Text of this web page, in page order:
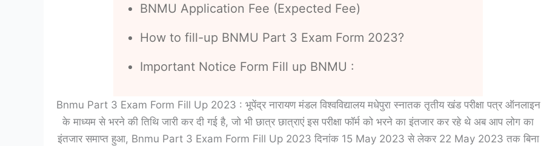
BNMU Application Fee (Expected Fee)
How to fill-up BNMU Part 3 Exam Form 2023?
Important Notice Form Fill up BNMU :
Bnmu Part 3 Exam Form Fill Up 2023 : भूपेंद्र नारायण मंडल विश्वविद्यालय मधेपुरा स्नातक तृतीय खंड परीक्षा पत्र ऑनलाइन
के माध्यम से भरने की तिथि जारी कर दी गई है, जो भी छात्र छात्राएं इस परीक्षा फॉर्म को भरने का इंतजार कर रहे थे अब आप लोग का
इंतजार समाप्त हुआ, Bnmu Part 3 Exam Form Fill Up 2023 दिनांक 15 May 2023 से लेकर 22 May 2023 तक बिना